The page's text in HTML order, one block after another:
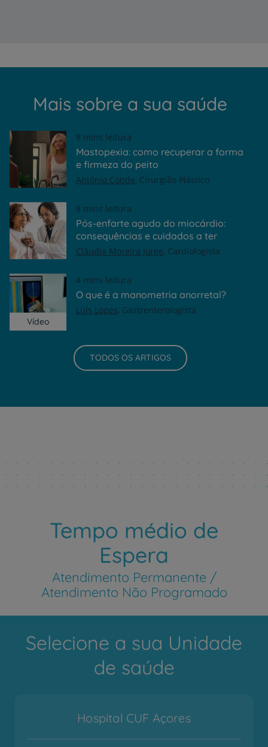
Mais sobre a sua saúde
8 mins leitura
Mastopexia: como recuperar a forma
e firmeza do peito
António Conde Cirurgião Plástico
8 mins leitura
Pós-enfarte agudo do miocárdio:
consequências e cuidados a ter
Cláudia Moreira Jorge Cardiologista
Vídeo
4 mins leitura
O que é a manometria anorretal?
Luís Lopes Gastrenterologista
TODOS OS ARTIGOS
Tempo médio de
Espera
Atendimento Permanente /
Atendimento Não Programado
Selecione a sua Unidade
de saúde
Hospital CUF Açores